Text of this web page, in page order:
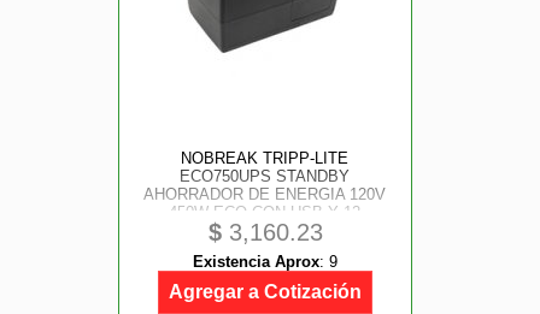
NOBREAK TRIPP-LITE
ECO750UPS STANDBY
AHORRADOR DE ENERGIA 120V
450W ECO CON USB Y 12
CONTACTOS
$3,160.23
Existencia Aprox: 9
Agregar a Cotización